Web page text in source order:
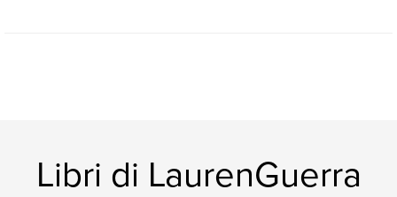
Libri di LaurenGuerra